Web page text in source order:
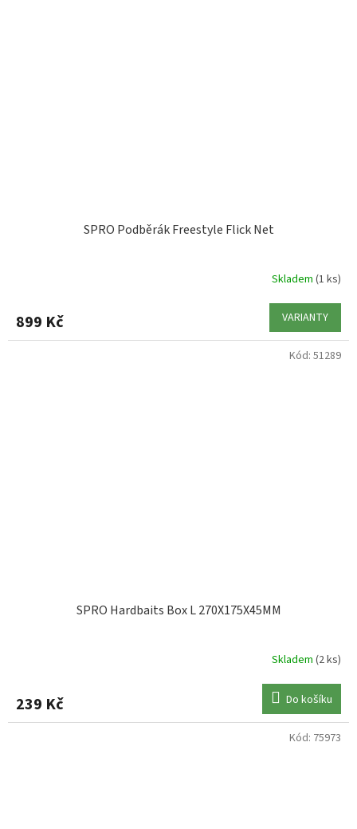
SPRO Podběrák Freestyle Flick Net
Skladem (1 ks)
899 Kč VARIANTY
SPRO Hardbaits Box L 270X175X45MM
Skladem (2 ks)
239 Kč Do košíku
Kód: 51289
Kód: 75973